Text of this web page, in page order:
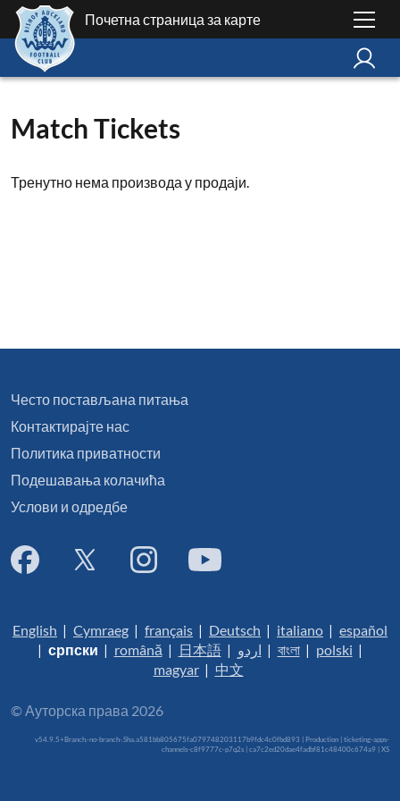
Почетна страница за карте
Match Tickets
Тренутно нема производа у продаји.
Често постављана питања
Контактирајте нас
Политика приватности
Подешавања колачића
Услови и одредбе
English | Cymraeg | français | Deutsch | italiano | español
| српски | română | 日本語| اردو | বাংলা| polski |
magyar| 中文
© Ауторска права 2026
v54.9.5+Branch.-no-branch-.Sha.a581bb805675fa079748203117b9fdc4c0fbd893 | Production | ticketing-apps-
channels-c8f9777c-p7q2s | ca7c2ed20dae4fadbf81c48400c674a9 | XS